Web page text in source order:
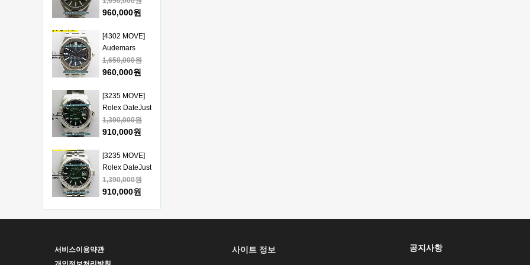
얄오크 크르노
모델 베스트에
디션
Oak 15510
1:1 Best
Edition - 오데
마피게 로얄오
크 베스트 에디
960,000원
[4302 MOVE]
Audemars
Piguet Royal
Oak 15510
1:1 Best
Edition - 오데
마피게 로얄오
크 베스트 에디
1,650,000원
960,000원
[3235 MOVE]
Rolex DateJust
41mm 126334
904L SS ERF
- 롤렉스 데이져
스트 오토매틱
베스트에디션
1,390,000원
910,000원
[3235 MOVE]
Rolex DateJust
41mm 126334
904L SS ERF
1,390,000원
910,000원
904L SS ERF
1:1Best Edition
910,000원
서비스이용약관
사이트 정보 공지사항